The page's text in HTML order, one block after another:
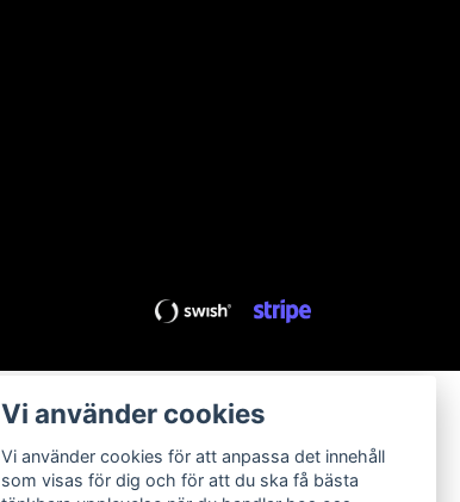
Vi använder cookies
Vi använder cookies för att anpassa det innehåll
som visas för dig och för att du ska få bästa